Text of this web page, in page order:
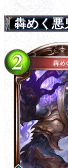
犇めく悪